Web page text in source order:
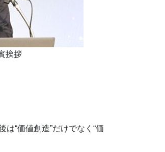
挨拶
“価値創造”だけでなく“価